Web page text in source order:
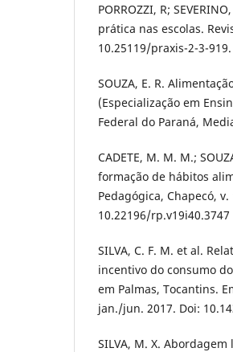
PORROZZI, R;
prática nas escolas.
10.25119/praxis-2-3-919.
SOUZA, E. R.
(Especialização em
Federal do Paraná,
CADETE, M. M. M.;
formação de hábitos
Pedagógica, Chapecó,
10.22196/rp.v19i40.3747
SILVA, C. F. M. et al.
incentivo do consumo
em Palmas, Tocantins.
jan./jun. 2017. Doi:
SILVA, M. X.